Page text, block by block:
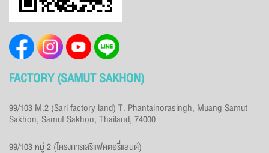
FACTORY (SAMUT SAKHON)
99/103 M.2 (Sari factory land) T. Phantainorasingh, Muang Samut
Sakhon, Samut Sakhon, Thailand, 74000
99/103 หมู่ 2 (โครงการเสรีแฟคตอรี่แลนด์)